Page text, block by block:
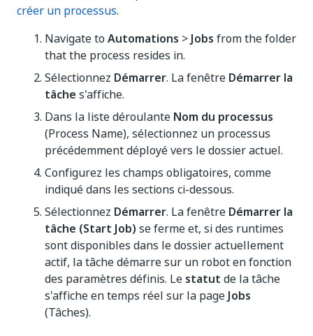
créer un processus.
Navigate to Automations >Jobs from the folder
that the process resides in.
Sélectionnez Démarrer. La fenêtre Démarrer la
tâche s'affiche.
Dans la liste déroulante Nom du processus
(Process Name), sélectionnez un processus
précédemment déployé vers le dossier actuel.
Configurez les champs obligatoires, comme
indiqué dans les sections ci-dessous.
Sélectionnez Démarrer. La fenêtre Démarrer la
tâche (Start Job) se ferme et, si des runtimes
sont disponibles dans le dossier actuellement
actif, la tâche démarre sur un robot en fonction
des paramètres définis. Le statut de la tâche
s'affiche en temps réel sur la pageJobs
(Tâches).